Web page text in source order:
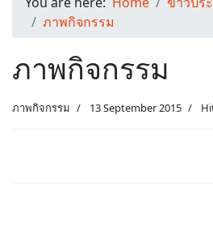
ภาพกิจกรรม
ภาพกิจกรรม
ภาพกิจกรรม 13 September 2015